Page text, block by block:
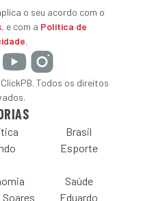
o seu acordo com o
, e com a Política de
.
Todos os direitos
Brasil
Esporte
Saúde
Eduardo